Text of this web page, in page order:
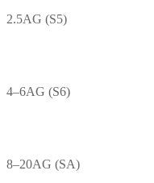
2.5AG (S5)
4–6AG (S6)
8–20AG (SA)